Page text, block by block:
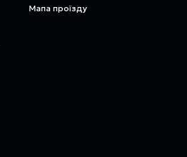
Мапа проїзду